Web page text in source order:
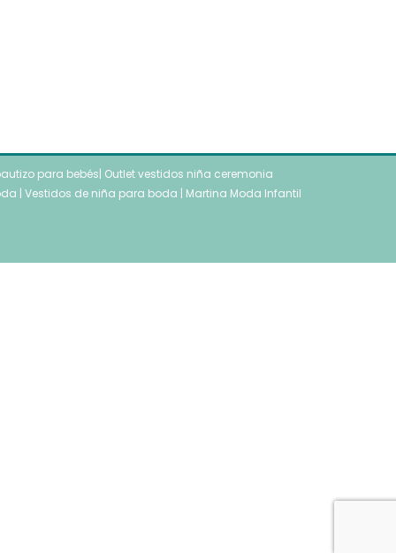
para bebés| Outlet vestidos niña ceremonia
| Vestidos de niña para boda | Martina Moda Infantil